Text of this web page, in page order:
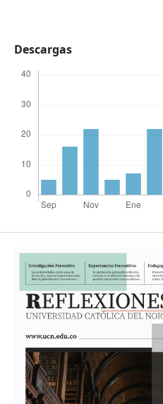
Descargas